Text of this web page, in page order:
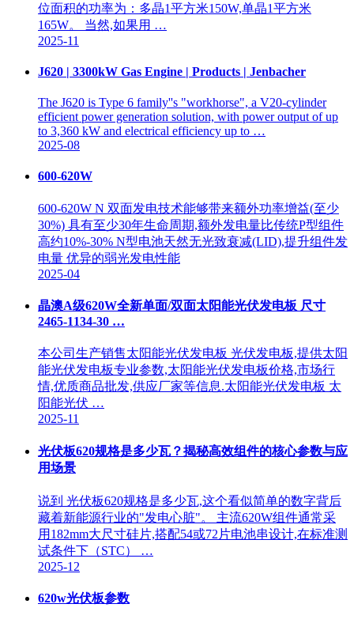
位面积的功率为：多晶1平方米150W,单晶1平方米
165W。 当然,如果用 …
2025-11
J620 | 3300kW Gas Engine | Products | Jenbacher
The J620 is Type 6 family''s "workhorse", a V20-cylinder
efficient power generation solution, with power output of up
to 3,360 kW and electrical efficiency up to …
2025-08
600-620W
600-620W N 双面发电技术能够带来额外功率增益(至少
30%) 具有至少30年生命周期,额外发电量比传统P型组件
高约10%-30% N型电池天然无光致衰减(LID),提升组件发
电量 优异的弱光发电性能
2025-04
晶澳A级620W全新单面/双面太阳能光伏发电板 尺寸
2465-1134-30 …
本公司生产销售太阳能光伏发电板 光伏发电板,提供太阳
能光伏发电板专业参数,太阳能光伏发电板价格,市场行
情,优质商品批发,供应厂家等信息.太阳能光伏发电板 太
阳能光伏 …
2025-11
光伏板620规格是多少瓦？揭秘高效组件的核心参数与应
用场景
说到 光伏板620规格是多少瓦,这个看似简单的数字背后
藏着新能源行业的"发电心脏"。 主流620W组件通常采
用182mm大尺寸硅片,搭配54或72片电池串设计,在标准测
试条件下（STC） …
2025-12
620w光伏板参数